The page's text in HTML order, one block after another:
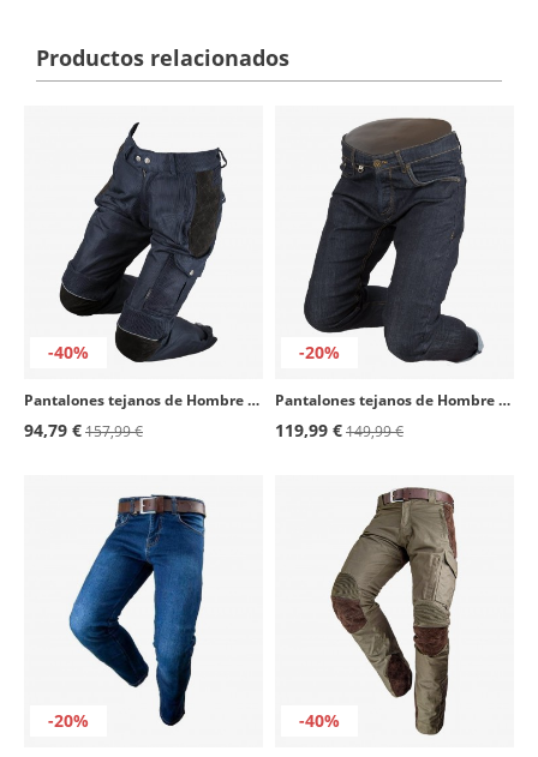
Productos relacionados
-40%
Pantalones tejanos de Hombre By City Mixed Venty azul marino
94,79 €157,99 €
-20%
Pantalones tejanos de Hombre By City Camaleon tejano oscuro
119,99 €149,99 €
-20% -40%